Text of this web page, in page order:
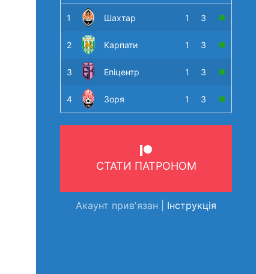
1 Шахтар 1 3
2 Карпати 1 3
3 Епіцентр 1 3
4 Зоря 1 3
СТАТИ ПАТРОНОМ
Акаунт прив'язан | Інструкція